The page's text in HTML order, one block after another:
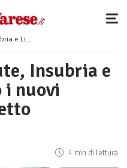
sociosanitario
Insubria e
i nuovi
4 min di lettura